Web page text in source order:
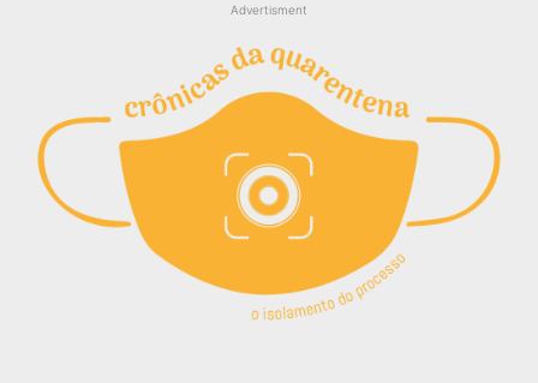
Advertisment